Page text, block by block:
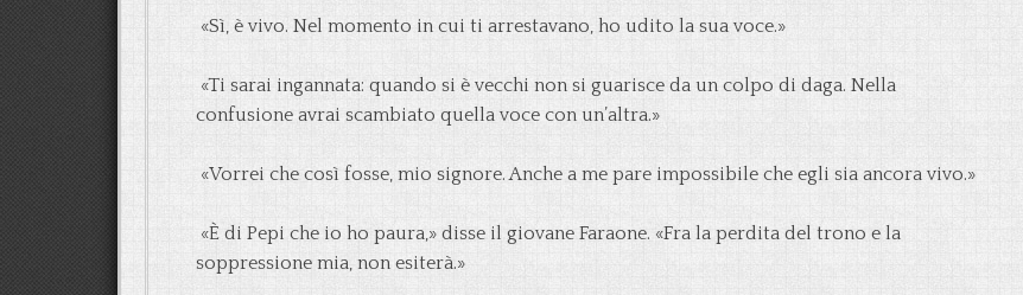
«Sì, è vivo. Nel momento in cui ti arrestavano, ho udito la sua voce.»
«Ti sarai ingannata: quando si è vecchi non si guarisce da un colpo di daga. Nella
confusione avrai scambiato quella voce con un’altra.»
«Vorrei che così fosse, mio signore. Anche a me pare impossibile che egli sia ancora vivo.»
«È di Pepi che io ho paura,» disse il giovane Faraone. «Fra la perdita del trono e la
soppressione mia, non esiterà.»